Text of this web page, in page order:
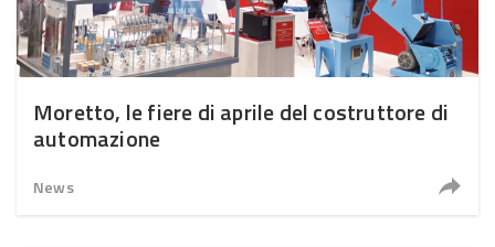
Moretto, le fiere di aprile del costruttore di
automazione
News